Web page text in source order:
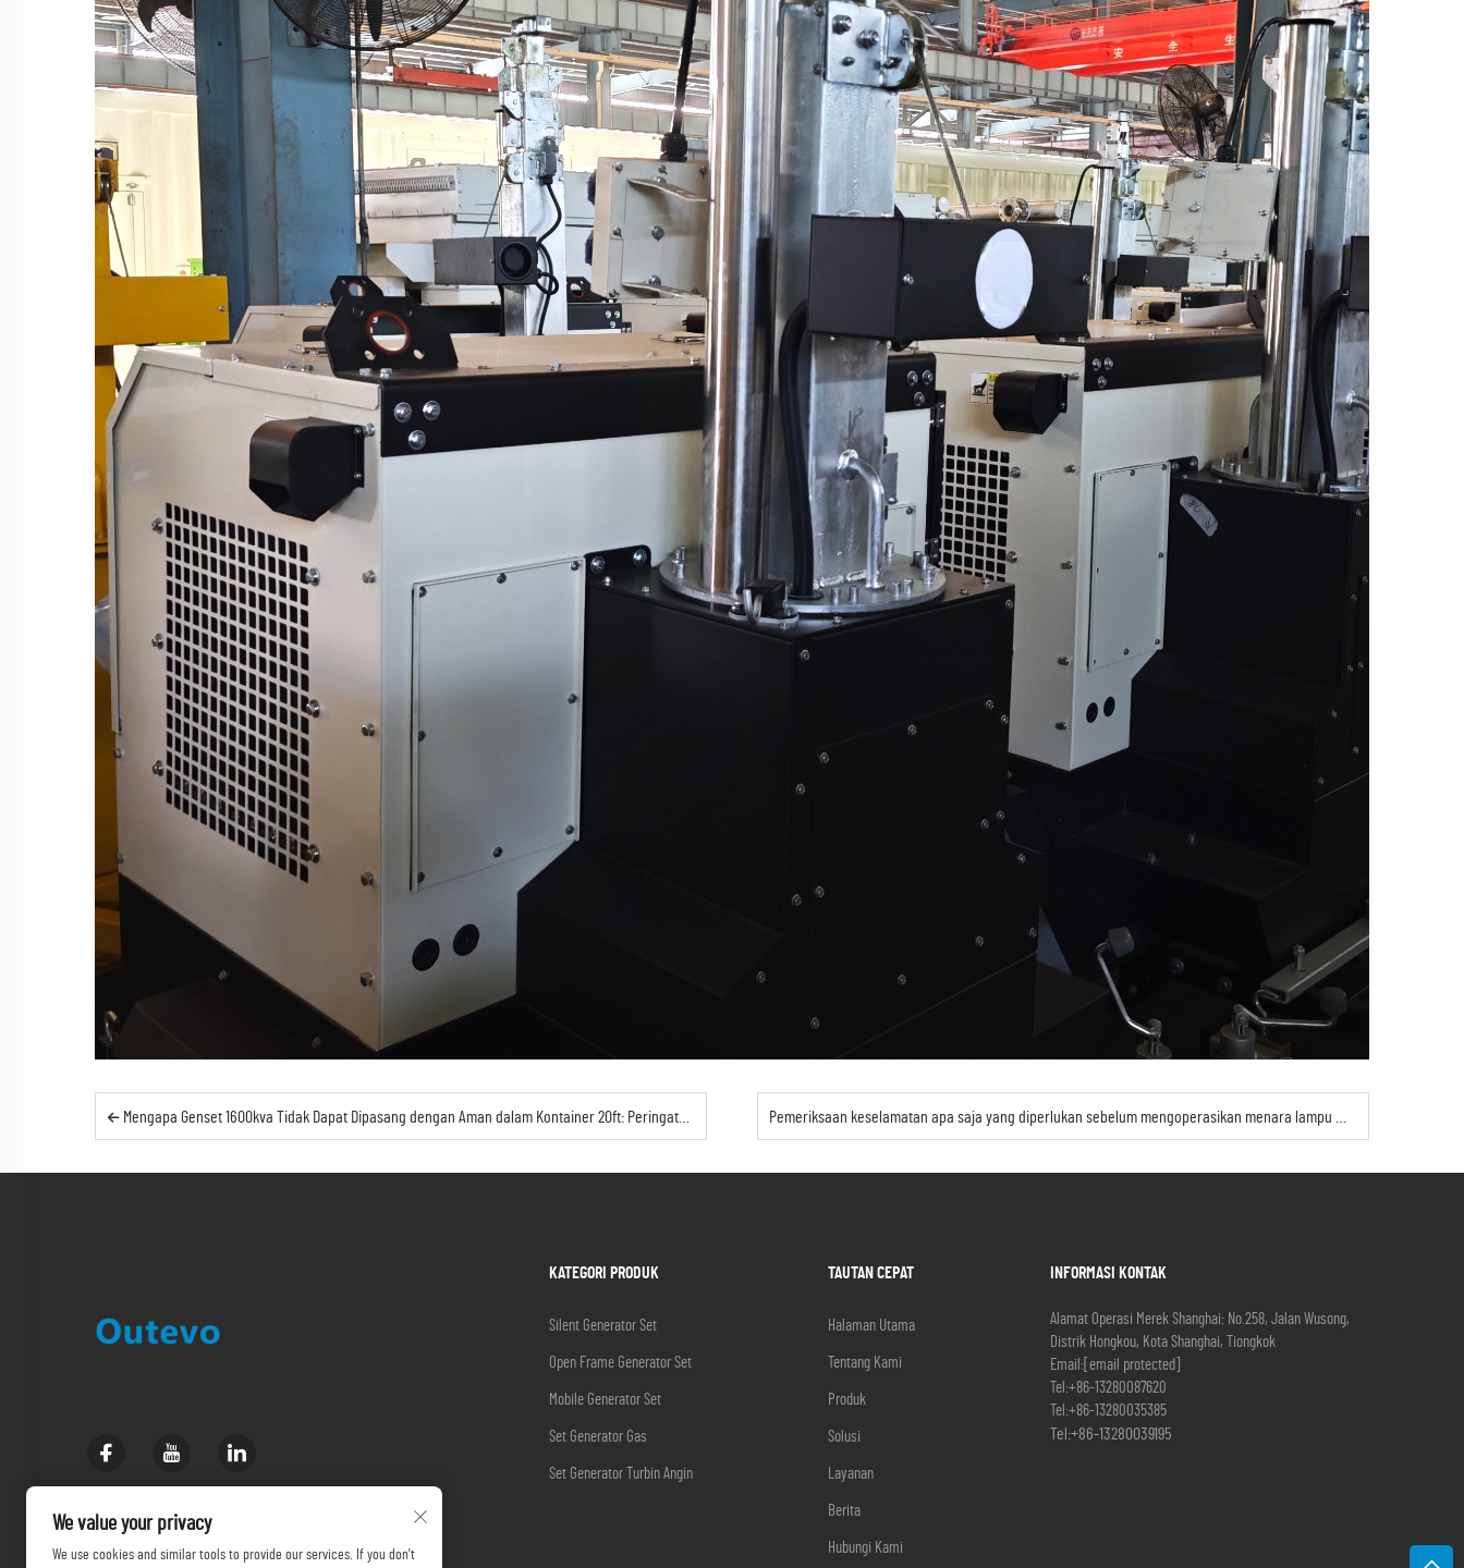
Mengapa Genset 1600kva Tidak Dapat Dipasang dengan Aman dalam Kontainer 20ft: Peringatan Profesional
KATEGORI PRODUK
Silent Generator Set
Open Frame Generator Set
Mobile Generator Set
Set Generator Gas
Set Generator Turbin Angin
TAUTAN CEPAT
Halaman Utama
Tentang Kami
Produk
Solusi
Layanan
Berita
Hubungi Kami
INFORMASI KONTAK
Alamat Operasi Merek Shanghai: No.258, Jalan Wusong,
Distrik Hongkou, Kota Shanghai, Tiongkok
Email: [email protected]
Tel:+86-13280087620
Tel:+86-13280035385
Tel:+86-13280039195
We value your privacy
We use cookies and similar tools to provide our services. If you don't